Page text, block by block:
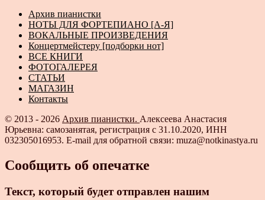
Архив пианистки
НОТЫ ДЛЯ ФОРТЕПИАНО [А-Я]
ВОКАЛЬНЫЕ ПРОИЗВЕДЕНИЯ
Концертмейстеру [подборки нот]
ВСЕ КНИГИ
ФОТОГАЛЕРЕЯ
СТАТЬИ
МАГАЗИН
Контакты
© 2013 - 2026 Архив пианистки. Алексеева Анастасия
Юрьевна: самозанятая, регистрация с 31.10.2020, ИНН
032305016953. E-mail для обратной связи: muza@notkinastya.ru
Сообщить об опечатке
Текст, который будет отправлен нашим